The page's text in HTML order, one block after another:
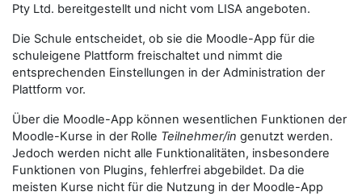
Pty Ltd. bereitgestellt und nicht vom LISA angeboten.
Die Schule entscheidet, ob sie die Moodle-App für die
schuleigene Plattform freischaltet und nimmt die
entsprechenden Einstellungen in der Administration der
Plattform vor.
Über die Moodle-App können wesentlichen Funktionen der
Moodle-Kurse in der Rolle Teilnehmer/in genutzt werden.
Jedoch werden nicht alle Funktionalitäten, insbesondere
Funktionen von Plugins, fehlerfrei abgebildet. Da die
meisten Kurse nicht für die Nutzung in der Moodle-App